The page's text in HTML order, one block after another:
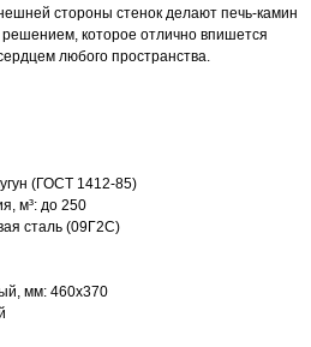
стороны стенок делают печь-камин
которое отлично впишется
любого пространства.
(ГОСТ 1412-85)
м³: до 250
сталь (09Г2С)
мм: 460х370